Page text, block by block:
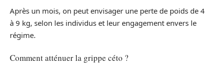
Après un mois, on peut envisager une perte de poids de 4
à 9 kg, selon les individus et leur engagement envers le
régime.
Comment atténuer la grippe céto ?